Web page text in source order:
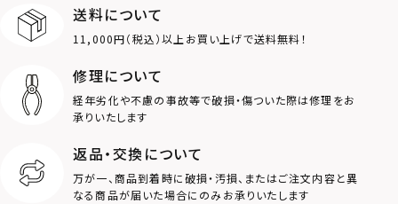
ダブルリング
ロゴ
クラウン
送料について
11,000円（税込）以上お買い上げで送料無料！
修理について
経年劣化や不慮の事故等で破損・傷ついた際は修理をお
承りいたします
返品・交換について
万が一、商品到着時に破損・汚損、またはご注文内容と異
なる商品が届いた場合にのみお承りいたします